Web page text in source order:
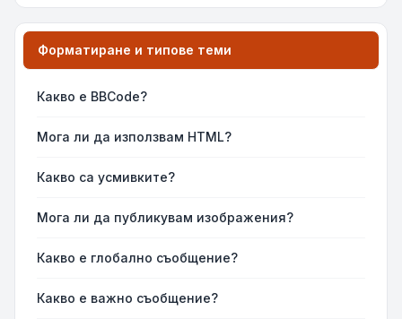
Форматиране и типове теми
Какво е BBCode?
Мога ли да използвам HTML?
Какво са усмивките?
Мога ли да публикувам изображения?
Какво е глобално съобщение?
Какво е важно съобщение?